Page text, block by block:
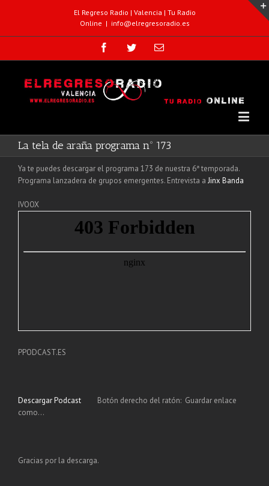
El Regreso Radio | Valencia | Tu Radio
Online | info@elregresoradio.es
La tela de araña programa nº 173
Ya te puedes descargar el programa 173 de nuestra 6ª temporada.
Programa lanzadera de grupos emergentes. Entrevista a Jinx Banda
IVOOX
PPODCAST.ES
Descargar Podcast Botón derecho del ratón: Guardar enlace
como…
Gracias por la descarga.